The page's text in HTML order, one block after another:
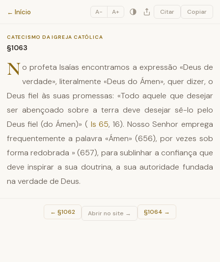
Catecismo da Igreja Católica
← Início A− A+ Citar Copiar
CATECISMO DA IGREJA CATÓLICA
§1063
No profeta Isaías encontramos a expressão «Deus de
verdade», literalmente «Deus do Ámen», quer dizer, o
Deus fiel às suas promessas: «Todo aquele que desejar
ser abençoado sobre a terra deve desejar sê-lo pelo
Deus fiel (do Ámen)» ( Is 65, 16). Nosso Senhor emprega
frequentemente a palavra «Ámen» (656), por vezes sob
forma redobrada » (657), para sublinhar a confiança que
deve inspirar a sua doutrina, a sua autoridade fundada
na verdade de Deus.
← §1062 Abrir no site → §1064 →